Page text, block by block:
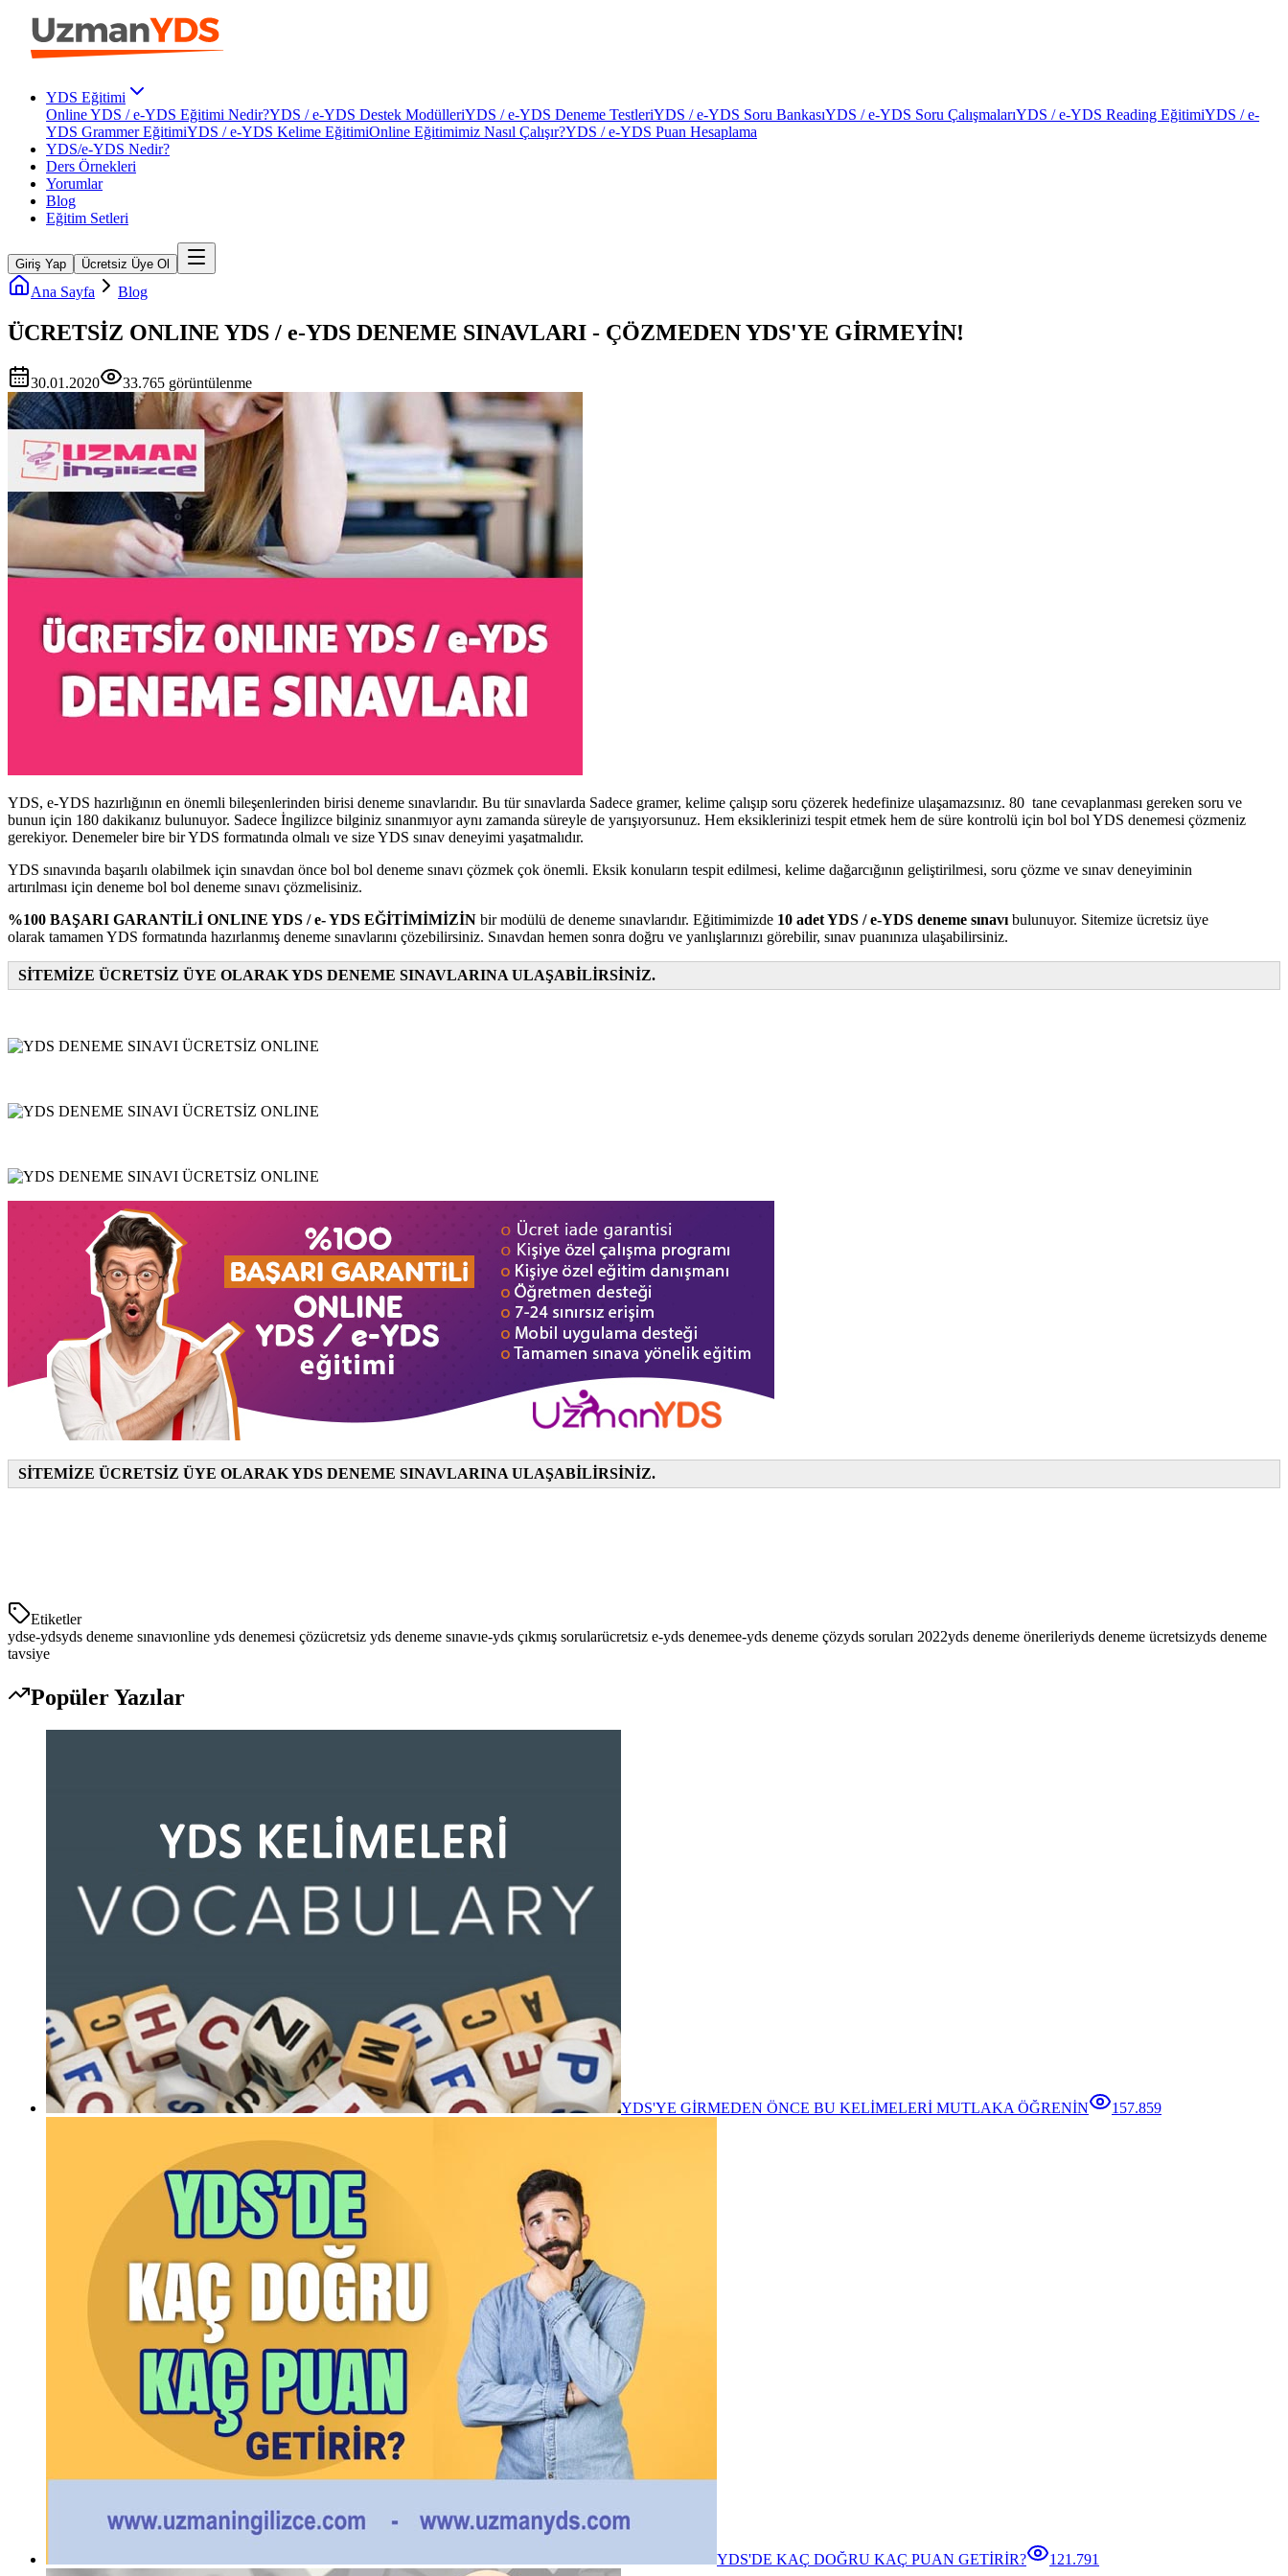
YDS Eğitimi
Online YDS / e-YDS Eğitimi Nedir?YDS / e-YDS Destek ModülleriYDS / e-YDS Deneme TestleriYDS / e-YDS Soru BankasıYDS / e-YDS Soru ÇalışmalarıYDS / e-YDS Reading EğitimiYDS / e-
YDS Grammer EğitimiYDS / e-YDS Kelime EğitimiOnline Eğitimimiz Nasıl Çalışır?YDS / e-YDS Puan Hesaplama
YDS/e-YDS Nedir?
Ders Örnekleri
Yorumlar
Blog
Eğitim Setleri
Giriş Yap Ücretsiz Üye Ol
Ana Sayfa Blog
ÜCRETSİZ ONLINE YDS / e-YDS DENEME SINAVLARI - ÇÖZMEDEN YDS'YE GİRMEYİN!
30.01.2020 33.765 görüntülenme
YDS, e-YDS hazırlığının en önemli bileşenlerinden birisi deneme sınavlarıdır. Bu tür sınavlarda Sadece gramer, kelime çalışıp soru çözerek hedefinize ulaşamazsınız. 80 tane cevaplanması gereken soru ve
bunun için 180 dakikanız bulunuyor. Sadece İngilizce bilginiz sınanmıyor aynı zamanda süreyle de yarışıyorsunuz. Hem eksiklerinizi tespit etmek hem de süre kontrolü için bol bol YDS denemesi çözmeniz
gerekiyor. Denemeler bire bir YDS formatında olmalı ve size YDS sınav deneyimi yaşatmalıdır.
YDS sınavında başarılı olabilmek için sınavdan önce bol bol deneme sınavı çözmek çok önemli. Eksik konuların tespit edilmesi, kelime dağarcığının geliştirilmesi, soru çözme ve sınav deneyiminin
artırılması için deneme bol bol deneme sınavı çözmelisiniz.
%100 BAŞARI GARANTİLİ ONLINE YDS / e- YDS EĞİTİMİMİZİN bir modülü de deneme sınavlarıdır. Eğitimimizde 10 adet YDS / e-YDS deneme sınavı bulunuyor. Sitemize ücretsiz üye
olarak tamamen YDS formatında hazırlanmış deneme sınavlarını çözebilirsiniz. Sınavdan hemen sonra doğru ve yanlışlarınızı görebilir, sınav puanınıza ulaşabilirsiniz.
SİTEMİZE ÜCRETSİZ ÜYE OLARAK YDS DENEME SINAVLARINA ULAŞABİLİRSİNİZ.
SİTEMİZE ÜCRETSİZ ÜYE OLARAK YDS DENEME SINAVLARINA ULAŞABİLİRSİNİZ.
Etiketler
ydse-ydsyds deneme sınavıonline yds denemesi çözücretsiz yds deneme sınavıe-yds çıkmış sorularücretsiz e-yds denemee-yds deneme çözyds soruları 2022yds deneme önerileriyds deneme ücretsizyds deneme
tavsiye
Popüler Yazılar
YDS'YE GİRMEDEN ÖNCE BU KELİMELERİ MUTLAKA ÖĞRENİN 157.859
YDS'DE KAÇ DOĞRU KAÇ PUAN GETİRİR? 121.791